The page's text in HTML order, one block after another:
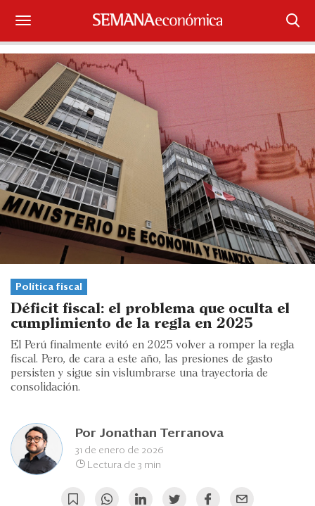
Suscríbase
Iniciar sesión
Portada
¿Qué está pasando?
Sectores y Empresas
Management
Economía y Finanzas
Legal y Política
Eventos
Blogs
Ranking CEO
Política fiscal
Déficit fiscal: el problema que oculta el
cumplimiento de la regla en 2025
El Perú finalmente evitó en 2025 volver a romper la regla
fiscal. Pero, de cara a este año, las presiones de gasto
persisten y sigue sin vislumbrarse una trayectoria de
consolidación.
Por Jonathan Terranova
31 de enero de 2026
Lectura de 3 min